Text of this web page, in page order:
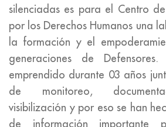
silenciadas es para el Centro
por los Derechos Humanos una
la formación y el
generaciones de
emprendido durante 03 años
de monitoreo,
visibilización y por eso se han
de información importante